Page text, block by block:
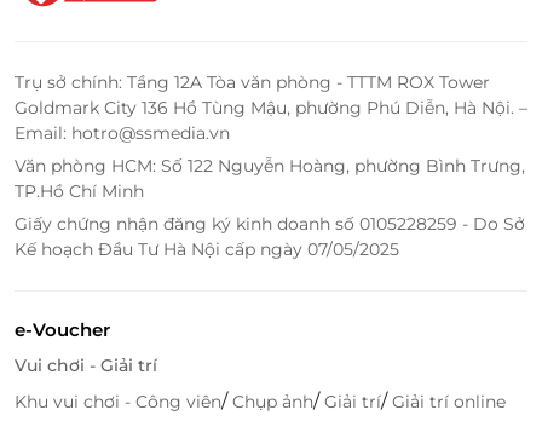
đổi thành tiền mặt, không trả lại tiền thừa
Không áp dụng đồng thời với chương trình
khuyến mại khác.
Đặt SH Elite Lounge dễ dàng trên
LifeLink – Tiện lợi và nhiều ưu đãi hấp
dẫn
Đặc biệt, giờ đây bạn có thểđặt trước SH Elite
Không chỉ tiết kiệm thời gian mà bạn còn có cơ hội
giá tốt cùng chất lượng dịch vụ không đổi. Đây là lựa
chọn hoàn hảo cho doanh nhân, người thường
Trụ sở chính: Tầng 12A Tòa văn phòng - TTTM ROX Tower
Goldmark City 136 Hồ Tùng Mậu, phường Phú Diễn, Hà Nội. –
Email: hotro@ssmedia.vn
Văn phòng HCM: Số 122 Nguyễn Hoàng, phường Bình Trưng,
TP.Hồ Chí Minh
Giấy chứng nhận đăng ký kinh doanh số 0105228259 - Do Sở
Kế hoạch Đầu Tư Hà Nội cấp ngày 07/05/2025
e-Voucher
Vui chơi - Giải trí
Khu vui chơi - Công viên/Chụp ảnh/Giải trí/Giải trí online